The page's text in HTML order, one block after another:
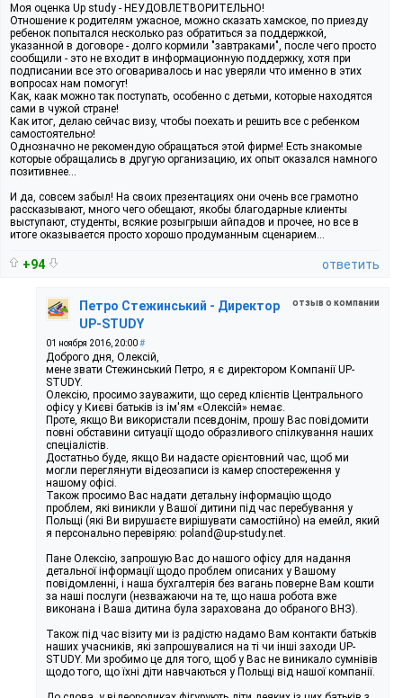
Моя оценка Up study - НЕУДОВЛЕТВОРИТЕЛЬНО!
Отношение к родителям ужасное, можно сказать хамское, по приезду
ребенок попытался несколько раз обратиться за поддержкой,
указанной в договоре - долго кормили "завтраками", после чего просто
сообщили - это не входит в информационную поддержку, хотя при
подписании все это оговаривалось и нас уверяли что именно в этих
вопросах нам помогут!
Как, каак можно так поступать, особенно с детьми, которые находятся
сами в чужой стране!
Как итог, делаю сейчас визу, чтобы поехать и решить все с ребенком
самостоятельно!
Однозначно не рекомендую обращаться этой фирме! Есть знакомые
которые обращались в другую организацию, их опыт оказался намного
позитивнее...
И да, совсем забыл! На своих презентациях они очень все грамотно
рассказывают, много чего обещают, якобы благодарные клиенты
выступают, студенты, всякие розыгрыши айпадов и прочее, но все в
итоге оказывается просто хорошо продуманным сценарием...
+94 ответить
отзыв о компании
Петро Стежинський - Директор
UP-STUDY
01 ноября 2016, 20:00#
Доброго дня, Олексій,
мене звати Стежинський Петро, я є директором Компанії UP-
STUDY.
Олексію, просимо зауважити, що серед клієнтів Центрального
офісу у Києві батьків із ім'ям «Олексій» немає.
Проте, якщо Ви використали псевдонім, прошу Вас повідомити
повні обставини ситуації щодо образливого спілкування наших
спеціалістів.
Достатньо буде, якщо Ви надасте орієнтовний час, щоб ми
могли переглянути відеозаписи із камер спостереження у
нашому офісі.
Також просимо Вас надати детальну інформацію щодо
проблем, які виникли у Вашої дитини під час перебування у
Польщі (які Ви вирушаєте вирішувати самостійно) на емейл, який
я персонально перевіряю: poland@up-study.net.
Пане Олексію, запрошую Вас до нашого офісу для надання
детальної інформації щодо проблем описаних у Вашому
повідомленні, і наша бухгалтерія без вагань поверне Вам кошти
за наші послуги (незважаючи на те, що наша робота вже
виконана і Ваша дитина була зарахована до обраного ВНЗ).
Також під час візиту ми із радістю надамо Вам контакти батьків
наших учасників, які запрошувалися на ті чи інші заходи UP-
STUDY. Ми зробимо це для того, щоб у Вас не виникало сумнівів
щодо того, що їхні діти навчаються у Польщі від нашої компанії.